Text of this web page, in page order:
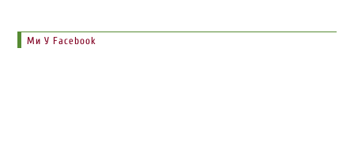
Ми У Facebook